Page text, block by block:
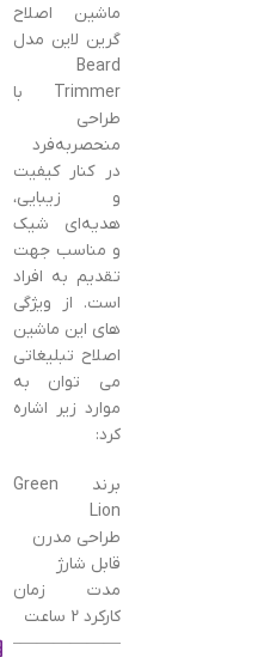
ماشین اصلاح
گرین لاین مدل
Beard
Trimmer با
طراحی
منحصربه‌فرد
در کنار کیفیت
و زیبایی،
هدیه‌ای شیک
و مناسب جهت
تقدیم به افراد
است. از ویژگی
های این ماشین
اصلاح تبلیغاتی
می توان به
موارد زیر اشاره
کرد:
برند Green
Lion
طراحی مدرن
قابل شارژ
مدت زمان
کارکرد 2 ساعت